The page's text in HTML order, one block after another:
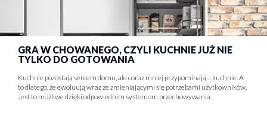
GRA W CHOWANEGO, CZYLI KUCHNIE JUŻ NIE
TYLKO DO GOTOWANIA
Kuchnie pozostają sercem domu, ale coraz mniej przypominają… kuchnie. A
to dlatego, że ewoluują wraz ze zmieniającymi się potrzebami użytkowników.
Jest to możliwe dzięki odpowiednim systemom przechowywania.